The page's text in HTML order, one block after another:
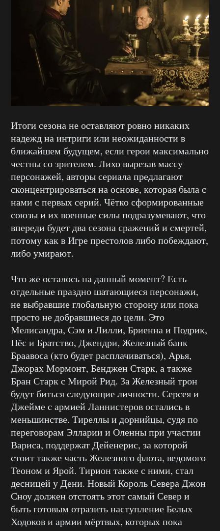
Итоги сезона не оставляют ровно никаких
надежд на интриги или неожиданности в
ближайшем будущем, если герои максимально
честны со зрителем. Лихо вырезав массу
персонажей, авторы сериала предлагают
сконцентрироваться на основе, которая была с
нами с первых серий. Чётко сформированные
союзы и их военные силы подразумевают, что
впереди будет два сезона сражений и смертей,
потому как в Игре престолов либо побеждают,
либо умирают.
Что же осталось на данный момент? Есть
отдельные праздно шатающиеся персонажи,
не выбравшие глобальную сторону или пока
просто не добравшиеся до цели. Это
Мелисандра, Сэм и Лилли, Бриенна и Подрик,
Пёс и Братство, Джендри, Железный банк
Браавоса (кто будет расплачиваться), Арья,
Джорах Мормонт, Бенджен Старк, а также
Бран Старк с Мирой Рид. За Железный трон
будут биться следующие личности. Серсея и
Джейме с армией Ланнистеров остались в
меньшинстве. Тиреллы и дорнийцы, судя по
переговорам Элларии и Оленны при участии
Вариса, поддержат Дейенерис, за которой
стоит также часть Железного флота, ведомого
Теоном и Ярой. Тирион также с ними, стал
десницей у Дени. Новый Король Севера Джон
Сноу должен отстоять этот самый Север и
быть готовым отразить наступление Белых
Ходоков и армии мёртвых, которых пока